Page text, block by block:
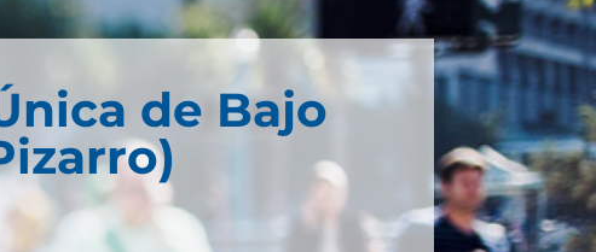
de Bajo